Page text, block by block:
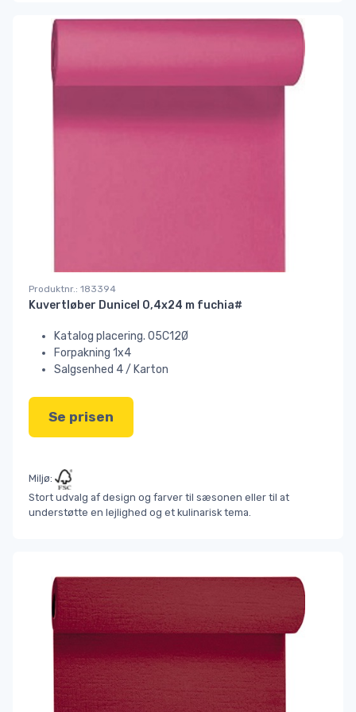
Produktnr.: 183394
Kuvertløber Dunicel 0,4x24 m fuchia#
Katalog placering. 05C12Ø
Forpakning 1x4
Salgsenhed 4 / Karton
Se prisen
Miljø:
Stort udvalg af design og farver til sæsonen eller til at
understøtte en lejlighed og et kulinarisk tema.